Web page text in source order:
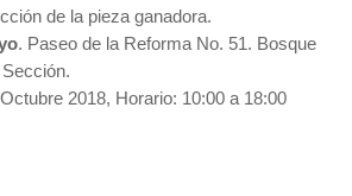
de la pieza ganadora.
. Paseo de la Reforma No. 51. Bosque
2018, Horario: 10:00 a 18:00